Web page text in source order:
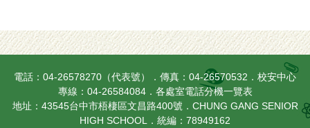
電話：04-26578270（代表號）．傳真：04-26570532．校安中心
專線：04-26584084． 各處室電話分機一覽表
地址：43545台中市梧棲區文昌路400號．CHUNG GANG SENIOR
HIGH SCHOOL．統編：78949162